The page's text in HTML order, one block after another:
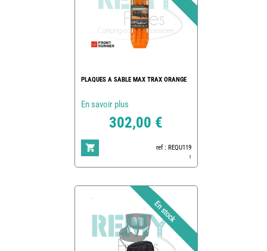
PLAQUES A SABLE MAX TRAX ORANGE
En savoir plus
302,00 €
ref : REQU119
1